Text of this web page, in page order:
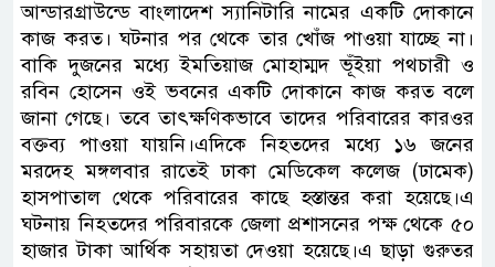
আন্ডারগ্রাউন্ডে বাংলাদেশ স্যানিটারি নামের একটি দোকানে
কাজ করত। ঘটনার পর থেকে তার খোঁজ পাওয়া যাচ্ছে না।
বাকি দুজনের মধ্যে ইমতিয়াজ মোহাম্মদ ভূঁইয়া পথচারী ও
রবিন হোসেন ওই ভবনের একটি দোকানে কাজ করত বলে
জানা গেছে। তবে তাৎক্ষণিকভাবে তাদের পরিবারের কারওর
বক্তব্য পাওয়া যায়নি।এদিকে নিহতদের মধ্যে ১৬ জনের
মরদেহ মঙ্গলবার রাতেই ঢাকা মেডিকেল কলেজ (ঢামেক)
হাসপাতাল থেকে পরিবারের কাছে হস্তান্তর করা হয়েছে।এ
ঘটনায় নিহতদের পরিবারকে জেলা প্রশাসনের পক্ষ থেকে ৫০
হাজার টাকা আর্থিক সহায়তা দেওয়া হয়েছে।এ ছাড়া গুরুতর